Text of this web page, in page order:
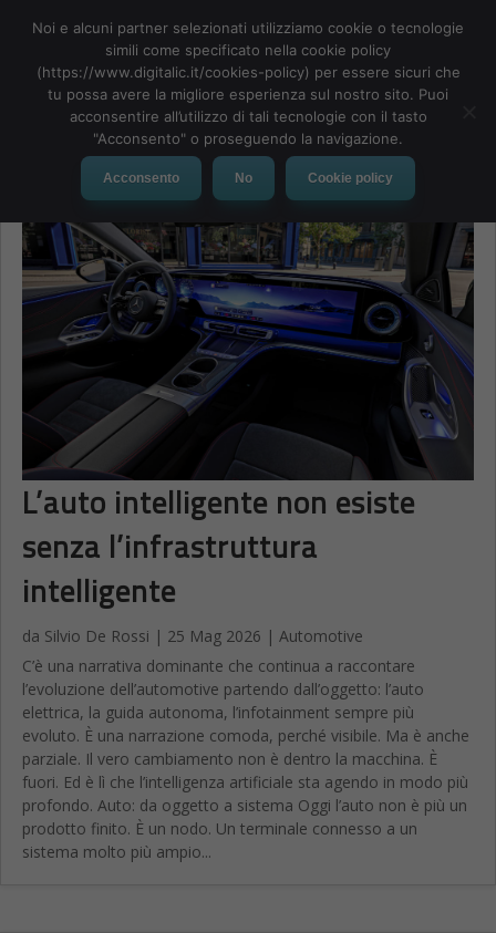
MENU
L’auto intelligente non esiste
senza l’infrastruttura
intelligente
da Silvio De Rossi | 25 Mag 2026 | Automotive
C’è una narrativa dominante che continua a raccontare
l’evoluzione dell’automotive partendo dall’oggetto: l’auto
elettrica, la guida autonoma, l’infotainment sempre più
evoluto. È una narrazione comoda, perché visibile. Ma è anche
parziale. Il vero cambiamento non è dentro la macchina. È
fuori. Ed è lì che l’intelligenza artificiale sta agendo in modo più
profondo. Auto: da oggetto a sistema Oggi l’auto non è più un
prodotto finito. È un nodo. Un terminale connesso a un
sistema molto più ampio...
Noi e alcuni partner selezionati utilizziamo cookie o tecnologie
simili come specificato nella cookie policy
(https://www.digitalic.it/cookies-policy) per essere sicuri che
tu possa avere la migliore esperienza sul nostro sito. Puoi
acconsentire all’utilizzo di tali tecnologie con il tasto
"Acconsento" o proseguendo la navigazione.
Acconsento No Cookie policy